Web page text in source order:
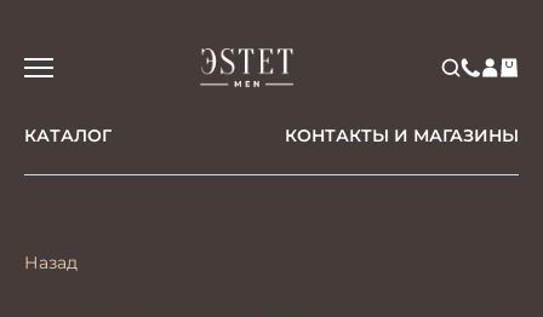
КАТАЛОГ КОНТАКТЫ И МАГАЗИНЫ
Назад